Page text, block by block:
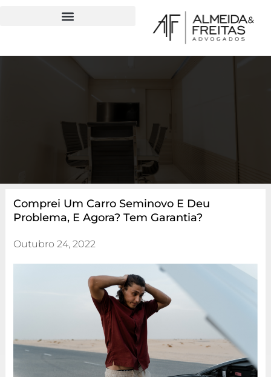
Comprei Um Carro Seminovo E Deu
Problema, E Agora? Tem Garantia?
Outubro 24, 2022